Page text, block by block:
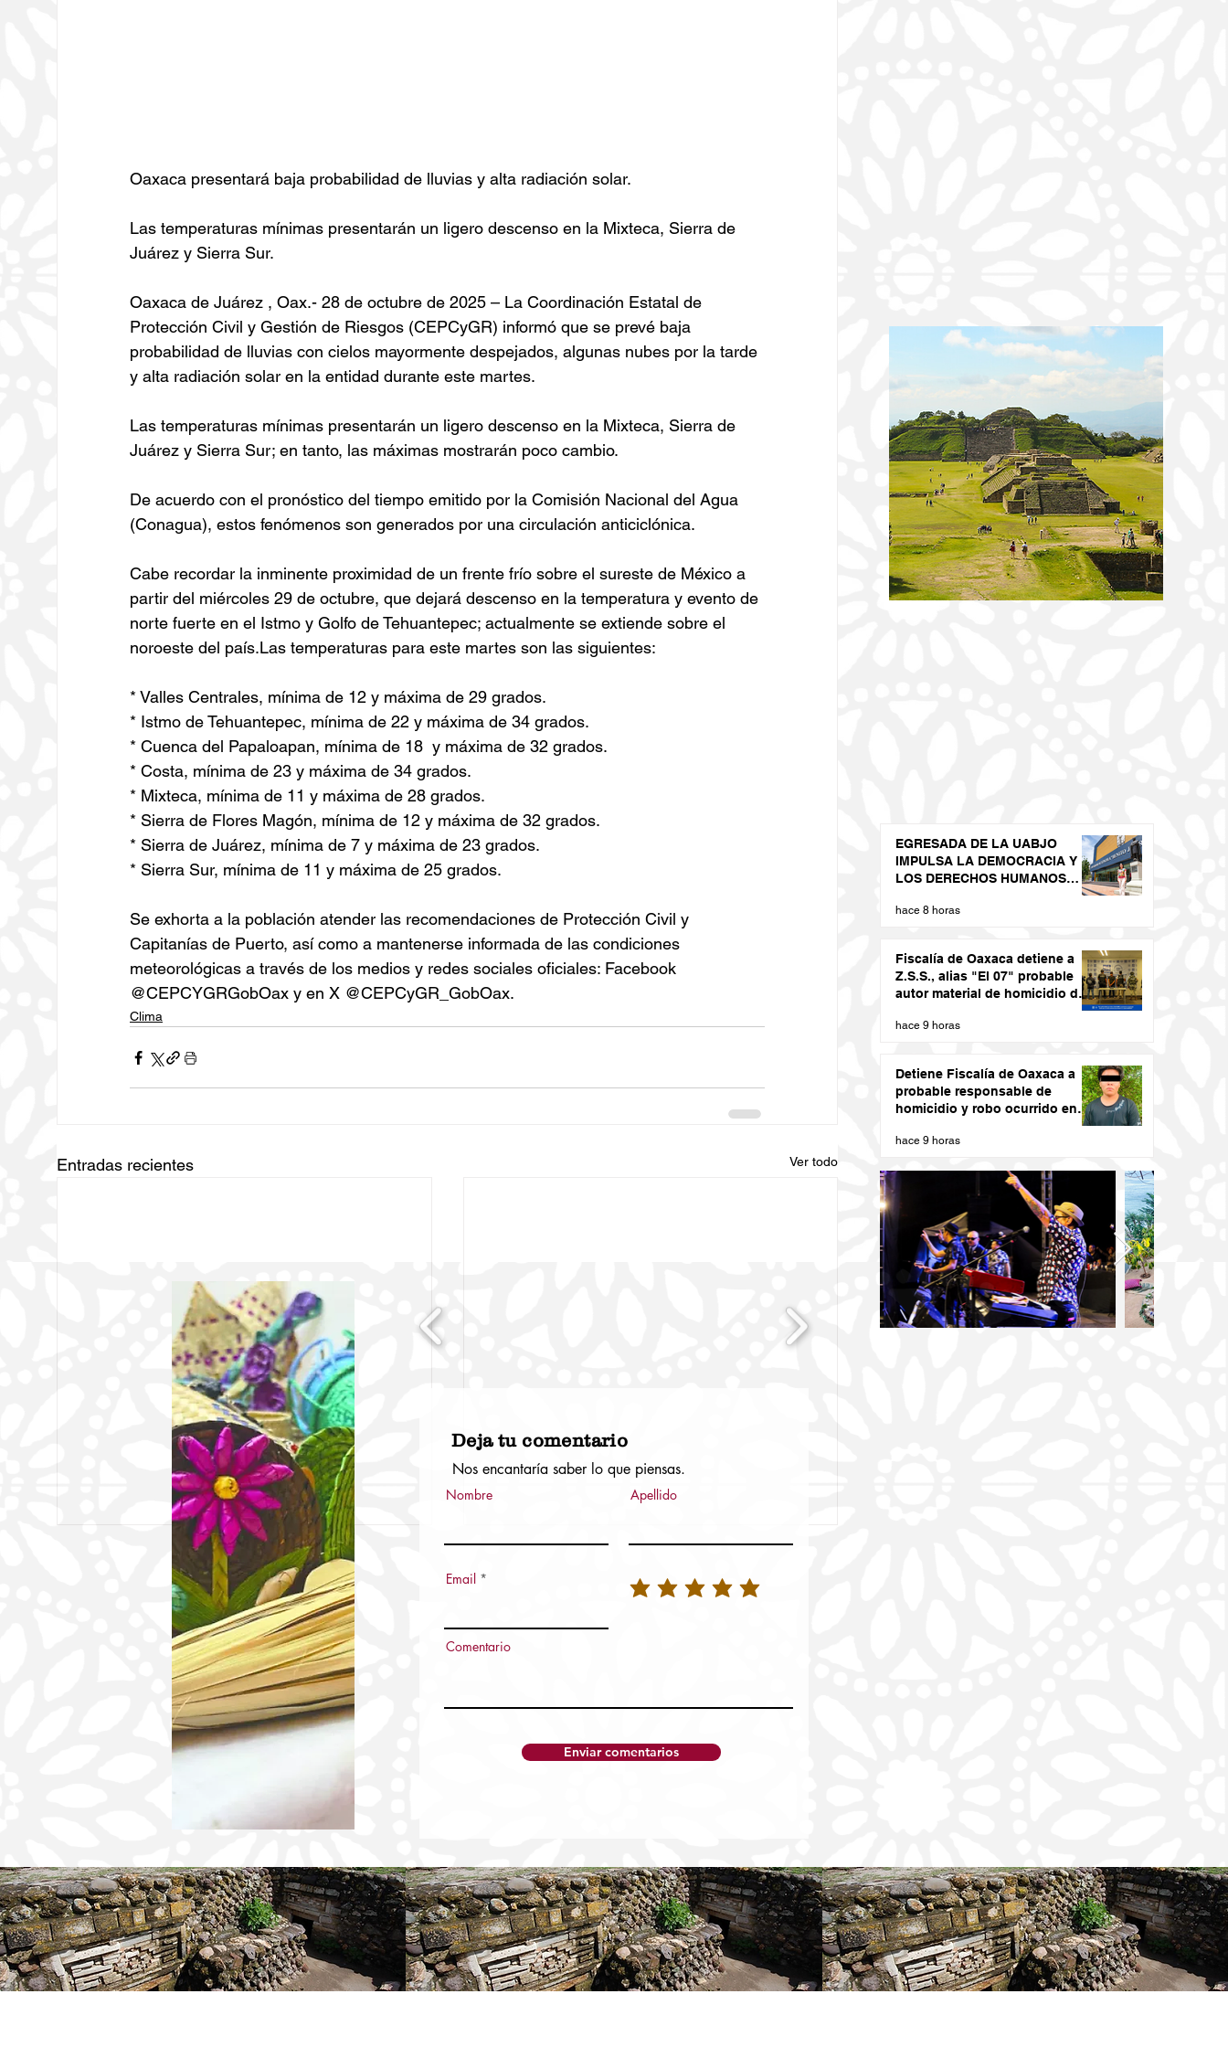
Oaxaca presentará baja probabilidad de lluvias y alta radiación solar.
Las temperaturas mínimas presentarán un ligero descenso en la Mixteca, Sierra de
Juárez y Sierra Sur.
Oaxaca de Juárez , Oax.- 28 de octubre de 2025 – La Coordinación Estatal de
Protección Civil y Gestión de Riesgos (CEPCyGR) informó que se prevé baja
probabilidad de lluvias con cielos mayormente despejados, algunas nubes por la tarde
y alta radiación solar en la entidad durante este martes.
Las temperaturas mínimas presentarán un ligero descenso en la Mixteca, Sierra de
Juárez y Sierra Sur; en tanto, las máximas mostrarán poco cambio.
De acuerdo con el pronóstico del tiempo emitido por la Comisión Nacional del Agua
(Conagua), estos fenómenos son generados por una circulación anticiclónica.
Cabe recordar la inminente proximidad de un frente frío sobre el sureste de México a
partir del miércoles 29 de octubre, que dejará descenso en la temperatura y evento de
norte fuerte en el Istmo y Golfo de Tehuantepec; actualmente se extiende sobre el
noroeste del país.Las temperaturas para este martes son las siguientes:
* Valles Centrales, mínima de 12 y máxima de 29 grados.
* Istmo de Tehuantepec, mínima de 22 y máxima de 34 grados.
* Cuenca del Papaloapan, mínima de 18  y máxima de 32 grados.
* Costa, mínima de 23 y máxima de 34 grados.
* Mixteca, mínima de 11 y máxima de 28 grados.
* Sierra de Flores Magón, mínima de 12 y máxima de 32 grados.
* Sierra de Juárez, mínima de 7 y máxima de 23 grados.
* Sierra Sur, mínima de 11 y máxima de 25 grados.
Se exhorta a la población atender las recomendaciones de Protección Civil y
Capitanías de Puerto, así como a mantenerse informada de las condiciones
meteorológicas a través de los medios y redes sociales oficiales: Facebook
@CEPCYGRGobOax y en X @CEPCyGR_GobOax.
Clima
Entradas recientes Ver todo
Depresión Tropical Siete-E frente a costas
de Guerrero, se espera Mar de Fondo
Pronóstico del tiempo para Oaxaca hoy
EGRESADA DE LA UABJO
IMPULSA LA DEMOCRACIA Y
LOS DERECHOS HUMANOS
hace 8 horas
Fiscalía de Oaxaca detiene a
Z.S.S., alias "El 07" probable
autor material de homicidio del
ex presidente municipal de San
Juan Cacahuatepec
hace 9 horas
Detiene Fiscalía de Oaxaca a
probable responsable de
homicidio y robo ocurrido en
hace 9 horas
Deja tu comentario
Nos encantaría saber lo que piensas.
Nombre Apellido
Email
Comentario
Enviar comentarios